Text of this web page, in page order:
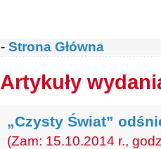
- Strona Główna
Artykuły
„Czysty Świat”
(Zam: 15.10.2014 r.,